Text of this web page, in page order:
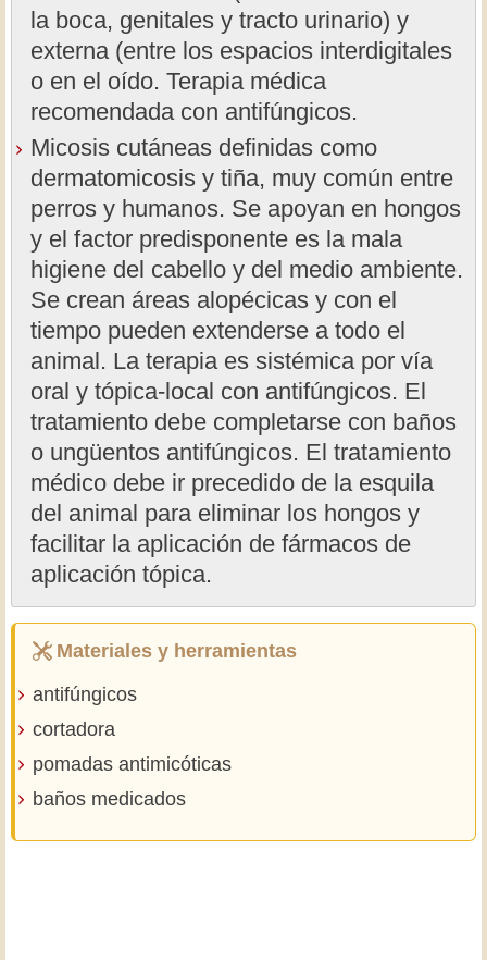
la boca, genitales y tracto urinario) y
externa (entre los espacios interdigitales
o en el oído. Terapia médica
recomendada con antifúngicos.
Micosis cutáneas definidas como
dermatomicosis y tiña, muy común entre
perros y humanos. Se apoyan en hongos
y el factor predisponente es la mala
higiene del cabello y del medio ambiente.
Se crean áreas alopécicas y con el
tiempo pueden extenderse a todo el
animal. La terapia es sistémica por vía
oral y tópica-local con antifúngicos. El
tratamiento debe completarse con baños
o ungüentos antifúngicos. El tratamiento
médico debe ir precedido de la esquila
del animal para eliminar los hongos y
facilitar la aplicación de fármacos de
aplicación tópica.
Materiales y herramientas
antifúngicos
cortadora
pomadas antimicóticas
baños medicados